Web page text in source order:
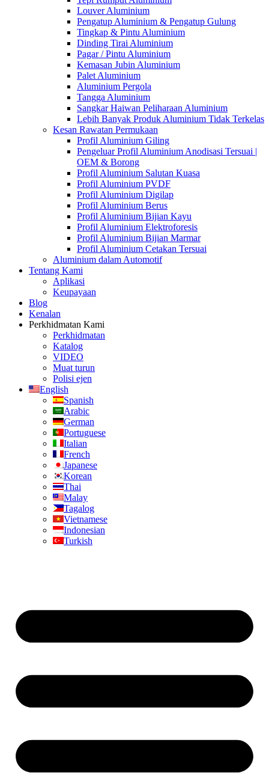
Louver Aluminium
Pengatup Aluminium & Pengatup Gulung
Tingkap & Pintu Aluminium
Dinding Tirai Aluminium
Pagar / Pintu Aluminium
Kemasan Jubin Aluminium
Palet Aluminium
Aluminium Pergola
Tangga Aluminium
Sangkar Haiwan Peliharaan Aluminium
Lebih Banyak Produk Aluminium Tidak Terkelas
Kesan Rawatan Permukaan
Profil Aluminium Giling
Pengeluar Profil Aluminium Anodisasi Tersuai |
OEM & Borong
Profil Aluminium Salutan Kuasa
Profil Aluminium PVDF
Profil Aluminium Digilap
Profil Aluminium Berus
Profil Aluminium Bijian Kayu
Profil Aluminium Elektroforesis
Profil Aluminium Bijian Marmar
Profil Aluminium Cetakan Tersuai
Aluminium dalam Automotif
Tentang Kami
Aplikasi
Keupayaan
Blog
Kenalan
Perkhidmatan Kami
Perkhidmatan
Katalog
VIDEO
Muat turun
Polisi ejen
English
Spanish
Arabic
German
Portuguese
Italian
French
Japanese
Korean
Thai
Malay
Tagalog
Vietnamese
Indonesian
Turkish